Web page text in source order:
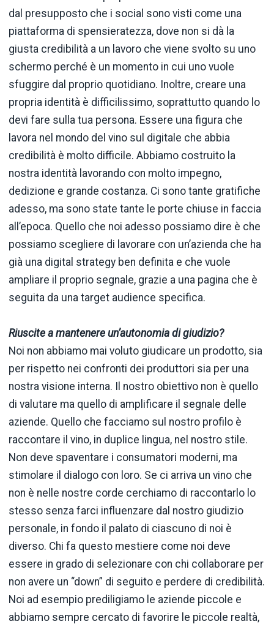
dal presupposto che i social sono visti come una
piattaforma di spensieratezza, dove non si dà la
giusta credibilità a un lavoro che viene svolto su uno
schermo perché è un momento in cui uno vuole
sfuggire dal proprio quotidiano. Inoltre, creare una
propria identità è difficilissimo, soprattutto quando lo
devi fare sulla tua persona. Essere una figura che
lavora nel mondo del vino sul digitale che abbia
credibilità è molto difficile. Abbiamo costruito la
nostra identità lavorando con molto impegno,
dedizione e grande costanza. Ci sono tante gratifiche
adesso, ma sono state tante le porte chiuse in faccia
all’epoca. Quello che noi adesso possiamo dire è che
possiamo scegliere di lavorare con un’azienda che ha
già una digital strategy ben definita e che vuole
ampliare il proprio segnale, grazie a una pagina che è
seguita da una target audience specifica.
Riuscite a mantenere un’autonomia di giudizio?
Noi non abbiamo mai voluto giudicare un prodotto, sia
per rispetto nei confronti dei produttori sia per una
nostra visione interna. Il nostro obiettivo non è quello
di valutare ma quello di amplificare il segnale delle
aziende. Quello che facciamo sul nostro profilo è
raccontare il vino, in duplice lingua, nel nostro stile.
Non deve spaventare i consumatori moderni, ma
stimolare il dialogo con loro. Se ci arriva un vino che
non è nelle nostre corde cerchiamo di raccontarlo lo
stesso senza farci influenzare dal nostro giudizio
personale, in fondo il palato di ciascuno di noi è
diverso. Chi fa questo mestiere come noi deve
essere in grado di selezionare con chi collaborare per
non avere un “down” di seguito e perdere di credibilità.
Noi ad esempio prediligiamo le aziende piccole e
abbiamo sempre cercato di favorire le piccole realtà,